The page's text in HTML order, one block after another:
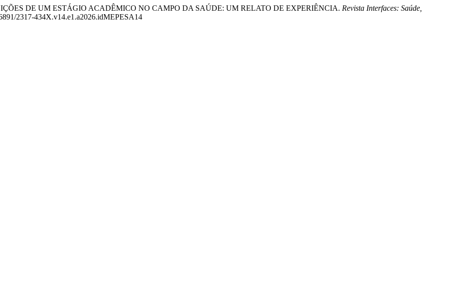
DE UM ESTÁGIO ACADÊMICO NO CAMPO DA SAÚDE: UM RELATO DE EXPERIÊNCIA. Revista Interfaces: Saúde,
2317-434X.v14.e1.a2026.idMEPESA14